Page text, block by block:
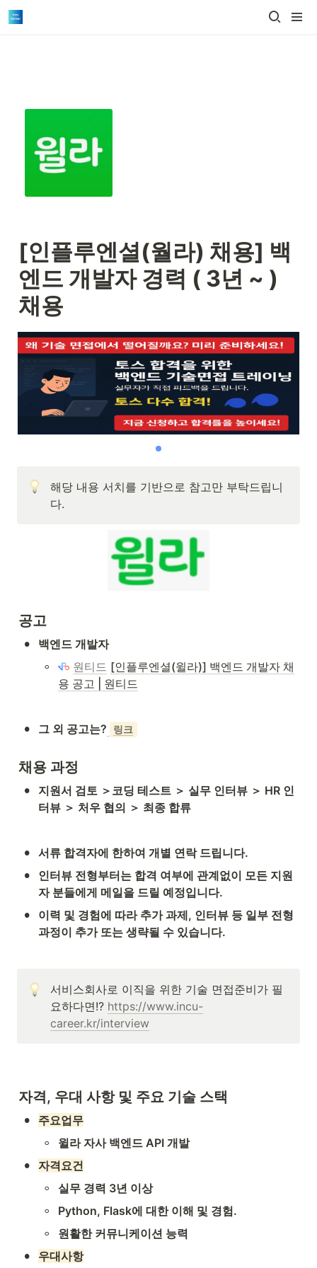
[인플루엔셜(월라) 채용] 백
엔드 개발자 경력 ( 3년 ~ )
채용
해당 내용 서치를 기반으로 참고만 부탁드립니
다.
공고
• 백엔드 개발자
◦ 원티드 [인플루엔셜(윌라)] 백엔드 개발자 채
용 공고 | 원티드
• 그 외 공고는? 링크
채용 과정
•
지원서 검토 ＞코딩 테스트 ＞ 실무 인터뷰 ＞ HR 인
터뷰 ＞ 처우 협의 ＞ 최종 합류
• 서류 합격자에 한하여 개별 연락 드립니다.
•
인터뷰 전형부터는 합격 여부에 관계없이 모든 지원
자 분들에게 메일을 드릴 예정입니다.
•
이력 및 경험에 따라 추가 과제, 인터뷰 등 일부 전형
과정이 추가 또는 생략될 수 있습니다.
서비스회사로 이직을 위한 기술 면접준비가 필
요하다면!? https://www.incu-
career.kr/interview
자격, 우대 사항 및 주요 기술 스택
• 주요업무
◦ 윌라 자사 백엔드 API 개발
• 자격요건
◦ 실무 경력 3년 이상
◦ Python, Flask에 대한 이해 및 경험.
◦ 원활한 커뮤니케이션 능력
• 우대사항